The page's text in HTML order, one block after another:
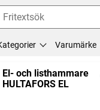
Varumärke
El- och listhammare
HULTAFORS EL